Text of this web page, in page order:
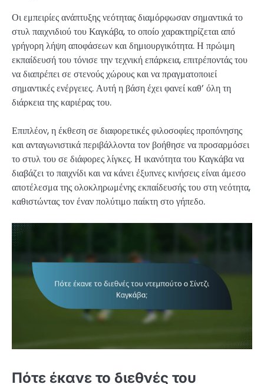
Οι εμπειρίες ανάπτυξης νεότητας διαμόρφωσαν σημαντικά το
στυλ παιχνιδιού του Καγκάβα, το οποίο χαρακτηρίζεται από
γρήγορη λήψη αποφάσεων και δημιουργικότητα. Η πρώιμη
εκπαίδευσή του τόνισε την τεχνική επάρκεια, επιτρέποντάς του
να διαπρέπει σε στενούς χώρους και να πραγματοποιεί
σημαντικές ενέργειες. Αυτή η βάση έχει φανεί καθ’ όλη τη
διάρκεια της καριέρας του.
Επιπλέον, η έκθεση σε διαφορετικές φιλοσοφίες προπόνησης
και ανταγωνιστικά περιβάλλοντα τον βοήθησε να προσαρμόσει
το στυλ του σε διάφορες λίγκες. Η ικανότητα του Καγκάβα να
διαβάζει το παιχνίδι και να κάνει έξυπνες κινήσεις είναι άμεσο
αποτέλεσμα της ολοκληρωμένης εκπαίδευσής του στη νεότητα,
καθιστώντας τον έναν πολύτιμο παίκτη στο γήπεδο.
Πότε έκανε το διεθνές του